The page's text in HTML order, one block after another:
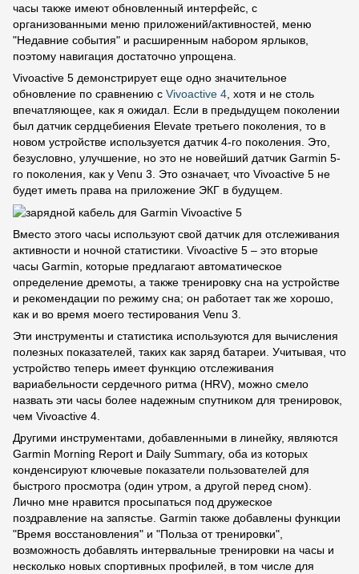
часы также имеют обновленный интерфейс, с
организованными меню приложений/активностей, меню
"Недавние события" и расширенным набором ярлыков,
поэтому навигация достаточно упрощена.
Vivoactive 5 демонстрирует еще одно значительное
обновление по сравнению с Vivoactive 4 , хотя и не столь
впечатляющее, как я ожидал. Если в предыдущем поколении
был датчик сердцебиения Elevate третьего поколения, то в
новом устройстве используется датчик 4-го поколения. Это,
безусловно, улучшение, но это не новейший датчик Garmin 5-
го поколения, как у Venu 3. Это означает, что Vivoactive 5 не
будет иметь права на приложение ЭКГ в будущем.
Вместо этого часы используют свой датчик для отслеживания
активности и ночной статистики. Vivoactive 5 – это вторые
часы Garmin, которые предлагают автоматическое
определение дремоты, а также тренировку сна на устройстве
и рекомендации по режиму сна; он работает так же хорошо,
как и во время моего тестирования Venu 3.
Эти инструменты и статистика используются для вычисления
полезных показателей, таких как заряд батареи. Учитывая, что
устройство теперь имеет функцию отслеживания
вариабельности сердечного ритма (HRV), можно смело
назвать эти часы более надежным спутником для тренировок,
чем Vivoactive 4.
Другими инструментами, добавленными в линейку, являются
Garmin Morning Report и Daily Summary, оба из которых
конденсируют ключевые показатели пользователей для
быстрого просмотра (один утром, а другой перед сном).
Лично мне нравится просыпаться под дружеское
поздравление на запястье. Garmin также добавлены функции
"Время восстановления" и "Польза от тренировки",
возможность добавлять интервальные тренировки на часы и
несколько новых спортивных профилей, в том числе для